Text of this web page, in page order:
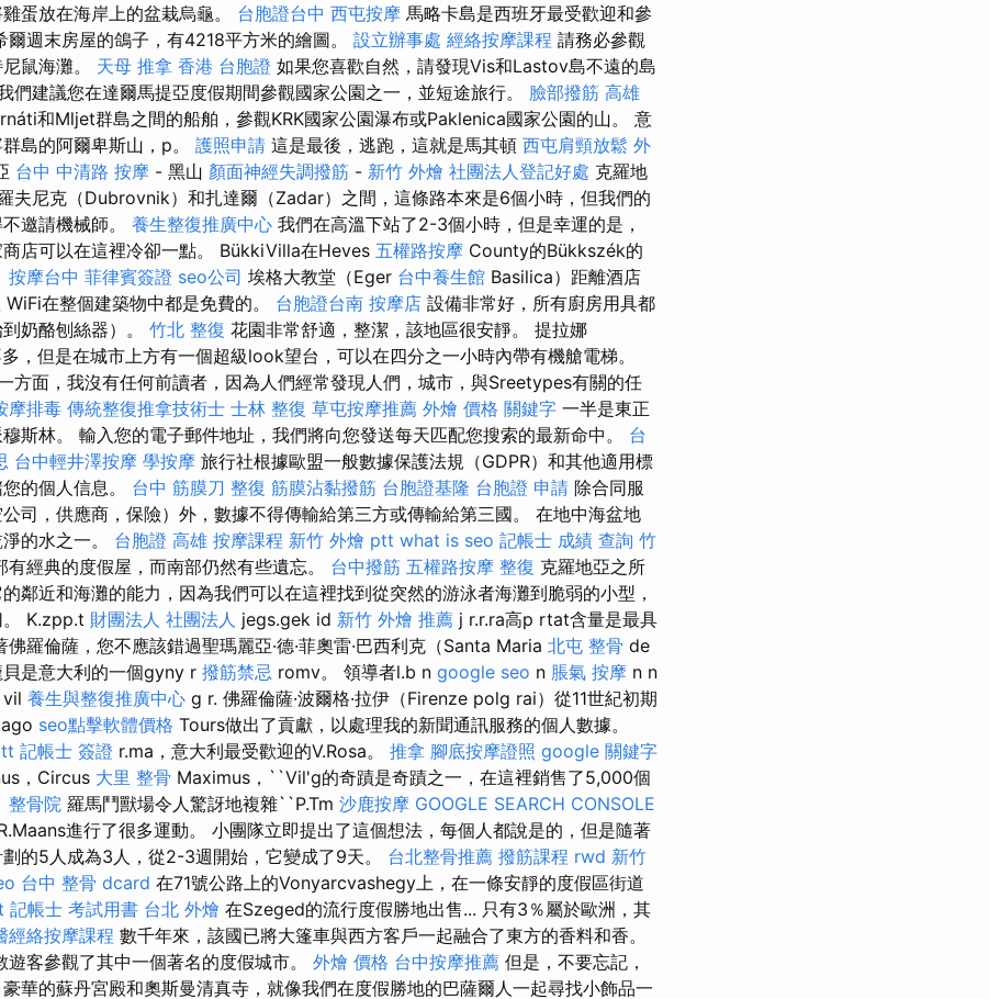
蛋放在海岸上的盆栽烏龜。 台胞證台中 西屯按摩 馬略卡島是西班牙最受歡迎和參
週末房屋的鴿子，有4218平方米的繪圖。 設立辦事處 經絡按摩課程 請務必參觀
鼠海灘。 天母 推拿 香港 台胞證 如果您喜歡自然，請發現Vis和Lastov島不遠的島
們建議您在達爾馬提亞度假期間參觀國家公園之一，並短途旅行。 臉部撥筋 高雄
和Mljet群島之間的船舶，參觀KRK國家公園瀑布或Paklenica國家公園的山。 意
島的阿爾卑斯山，p。 護照申請 這是最後，逃跑，這就是馬其頓 西屯肩頸放鬆 外
台中 中清路 按摩 - 黑山 顏面神經失調撥筋 - 新竹 外燴 社團法人登記好處 克羅地
夫尼克（Dubrovnik）和扎達爾（Zadar）之間，這條路本來是6個小時，但我們的
邀請機械師。 養生整復推廣中心 我們在高溫下站了2-3個小時，但是幸運的是，
店可以在這裡冷卻一點。 BükkiVilla在Heves 五權路按摩 County的Bükkszék的
按摩台中 菲律賓簽證 seo公司 埃格大教堂（Eger 台中養生館 Basilica）距離酒店
WiFi在整個建築物中都是免費的。 台胞證台南 按摩店 設備非常好，所有廚房用具都
奶酪刨絲器）。 竹北 整復 花園非常舒適，整潔，該地區很安靜。 提拉娜
多，但是在城市上方有一個超級look望台，可以在四分之一小時內帶有機艙電梯。
方面，我沒有任何前讀者，因為人們經常發現人們，城市，與Sreetypes有關的任
摩排毒 傳統整復推拿技術士 士林 整復 草屯按摩推薦 外燴 價格 關鍵字 一半是東正
斯林。 輸入您的電子郵件地址，我們將向您發送每天匹配您搜索的最新命中。 台
台中輕井澤按摩 學按摩 旅行社根據歐盟一般數據保護法規（GDPR）和其他適用標
的個人信息。 台中 筋膜刀 整復 筋膜沾黏撥筋 台胞證基隆 台胞證 申請 除合同服
司，供應商，保險）外，數據不得傳輸給第三方或傳輸給第三國。 在地中海盆地
的水之一。 台胞證 高雄 按摩課程 新竹 外燴 ptt what is seo 記帳士 成績 查詢 竹
有經典的度假屋，而南部仍然有些遺忘。 台中撥筋 五權路按摩 整復 克羅地亞之所
鄰近和海灘的能力，因為我們可以在這裡找到從突然的游泳者海灘到脆弱的小型，
。 K.zpp.t 財團法人 社團法人 jegs.gek id 新竹 外燴 推薦 j r.r.ra高p rtat含量是最具
羅倫薩，您不應該錯過聖瑪麗亞·德·菲奧雷·巴西利克（Santa Maria 北屯 整骨 de
是意大利的一個gyny r 撥筋禁忌 romv。 領導者l.b n google seo n 脹氣 按摩 n n
養生與整復推廣中心 g r. 佛羅倫薩·波爾格·拉伊（Firenze polg rai）從11世紀初期
seo點擊軟體價格 Tours做出了貢獻，以處理我的新聞通訊服務的個人數據。
記帳士 簽證 r.ma，意大利最受歡迎的V.Rosa。 推拿 腳底按摩證照 google 關鍵字
，Circus 大里 整骨 Maximus，``Vil'g的奇蹟是奇蹟之一，在這裡銷售了5,000個
整骨院 羅馬鬥獸場令人驚訝地複雜``P.Tm 沙鹿按摩 GOOGLE SEARCH CONSOLE
進行了很多運動。 小團隊立即提出了這個想法，每個人都說是的，但是隨著
的5人成為3人，從2-3週開始，它變成了9天。 台北整骨推薦 撥筋課程 rwd 新竹
台中 整骨 dcard 在71號公路上的Vonyarcvashegy上，在一條安靜的度假區街道
記帳士 考試用書 台北 外燴 在Szeged的流行度假勝地出售... 只有3％屬於歐洲，其
經絡按摩課程 數千年來，該國已將大篷車與西方客戶一起融合了東方的香料和香。
遊客參觀了其中一個著名的度假城市。 外燴 價格 台中按摩推薦 但是，不要忘記，
華的蘇丹宮殿和奧斯曼清真寺，就像我們在度假勝地的巴薩爾人一起尋找小飾品一